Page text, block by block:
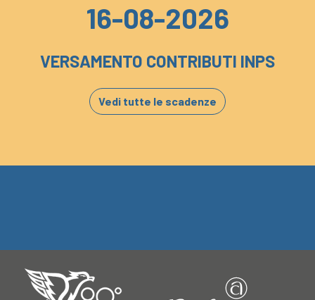
16-08-2026
VERSAMENTO CONTRIBUTI INPS
Vedi tutte le scadenze